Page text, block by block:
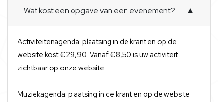
Wat kost een opgave van een evenement? ▼
Activiteitenagenda: plaatsing in de krant en op de
website kost €29,90. Vanaf €8,50 is uw activiteit
zichtbaar op onze website.
Muziekagenda: plaatsing in de krant en op de website